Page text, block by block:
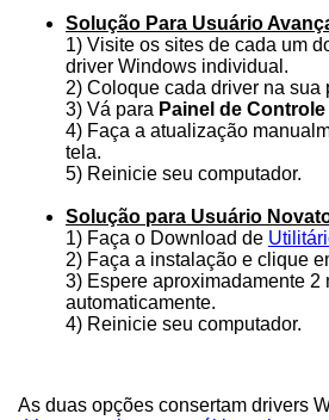
Solução Para Usuário
1) Visite os sites de cada um
driver Windows individual.
2) Coloque cada driver na
3) Vá para Painel de Controle
4) Faça a atualização
tela.
5) Reinicie seu computador.
Solução para Usuário
1) Faça o Download de
2) Faça a instalação e clique
3) Espere aproximadamente
automaticamente.
4) Reinicie seu computador.
As duas opções consertam drivers